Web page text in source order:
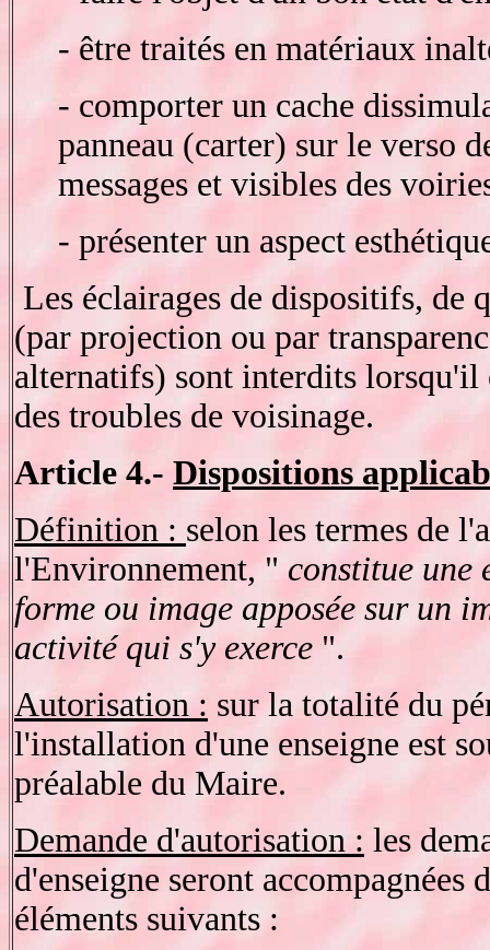
- être traités en matériaux
- comporter un cache
panneau (carter) sur le verso
messages et visibles des
- présenter un aspect
Les éclairages de dispositifs, de
(par projection ou par
alternatifs) sont interdits lorsqu'il
des troubles de voisinage.
Article 4.- Dispositions
Définition : selon les termes de
l'Environnement, "constitue une
forme ou image apposée sur un
activité qui s'y exerce ".
Autorisation : sur la totalité du
l'installation d'une enseigne est
préalable du Maire.
Demande d'autorisation : les
d'enseigne seront accompagnées
éléments suivants :